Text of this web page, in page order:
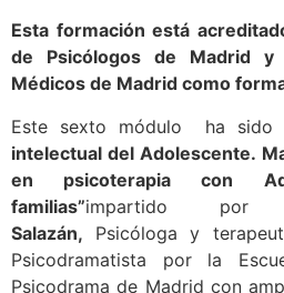
Esta formación está
de Psicólogos de Madrid
Médicos de Madrid como
Este sexto módulo ha sido
intelectual del Adolescente.
en psicoterapia con
familias”impartido por
Salazán, Psicóloga y
Psicodramatista por la
Psicodrama de Madrid con